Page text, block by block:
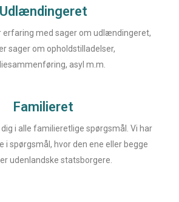
Udlændingeret
erfaring med sager om udlændingeret,
sager om opholdstilladelser,
asyl m.m.
Familieret
i alle familieretlige spørgsmål. Vi har
i spørgsmål, hvor den ene eller begge
udenlandske statsborgere.